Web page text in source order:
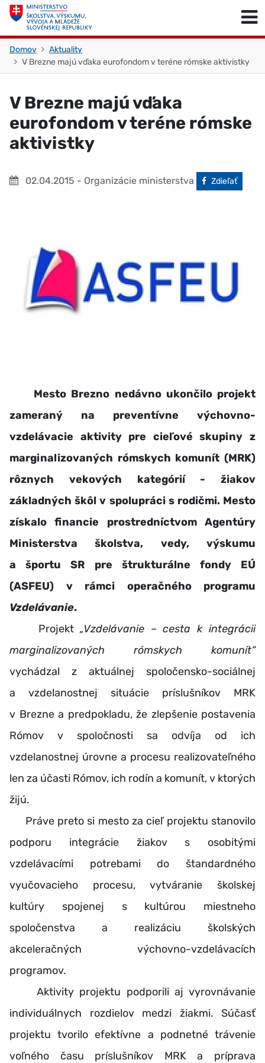
Skočiť na obsah
Domov
Aktuality
V Brezne majú vďaka eurofondom v teréne rómske aktivistky
V Brezne majú vďaka
eurofondom v teréne rómske
aktivistky
02.04.2015 - Organizácie ministerstva Facebook
Zdieľať
Mesto Brezno nedávno ukončilo projekt
zameraný na preventívne výchovno-
vzdelávacie aktivity pre cieľové skupiny z
marginalizovaných rómskych komunít (MRK)
rôznych vekových kategórií - žiakov
základných škôl v spolupráci s rodičmi. Mesto
získalo financie prostredníctvom Agentúry
Ministerstva školstva, vedy, výskumu
a športu SR pre štrukturálne fondy EÚ
(ASFEU) v rámci operačného programu
Vzdelávanie.
Projekt „Vzdelávanie – cesta k integrácii
marginalizovaných rómskych komunít“
vychádzal z aktuálnej spoločensko-sociálnej
a vzdelanostnej situácie príslušníkov MRK
v Brezne a predpokladu, že zlepšenie postavenia
Rómov v spoločnosti sa odvíja od ich
vzdelanostnej úrovne a procesu realizovateľného
len za účasti Rómov, ich rodín a komunít, v ktorých
žijú.
Práve preto si mesto za cieľ projektu stanovilo
podporu integrácie žiakov s osobitými
vzdelávacími potrebami do štandardného
vyučovacieho procesu, vytváranie školskej
kultúry spojenej s kultúrou miestneho
spoločenstva a realizáciu školských
akceleračných výchovno-vzdelávacích
programov.
Aktivity projektu podporili aj vyrovnávanie
individuálnych rozdielov medzi žiakmi. Súčasť
projektu tvorilo efektívne a podnetné trávenie
voľného času príslušníkov MRK a príprava
Skočiť na začiatok stránky